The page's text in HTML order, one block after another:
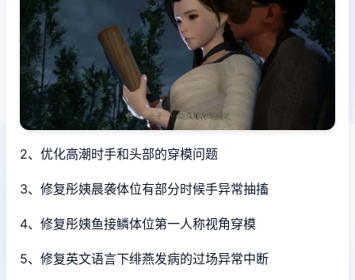
2、优化高潮时手和头部的穿模问题
3、修复彤姨晨袭体位有部分时候手异常抽搐
4、修复彤姨鱼接鳞体位第一人称视角穿模
5、修复英文语言下绯燕发病的过场异常中断